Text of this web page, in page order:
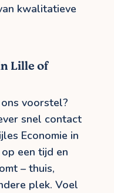
kwalitatieve
Lille of
voorstel?
snel contact
Economie in
een tijd en
– thuis,
plek. Voel